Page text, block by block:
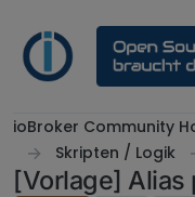
ioBroker Community
Skripten / Logik
[Vorlage] Alias